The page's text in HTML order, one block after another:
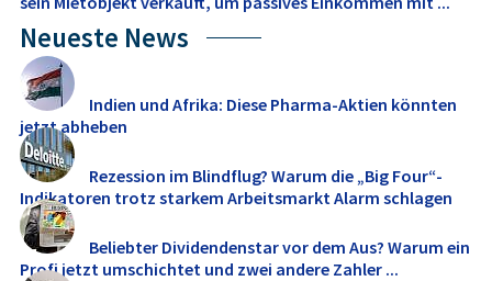
Neueste News
Indien und Afrika: Diese Pharma-Aktien könnten
jetzt abheben
Rezession im Blindflug? Warum die „Big Four“-
Indikatoren trotz starkem Arbeitsmarkt Alarm schlagen
Beliebter Dividendenstar vor dem Aus? Warum ein
Profi jetzt umschichtet und zwei andere Zahler ...